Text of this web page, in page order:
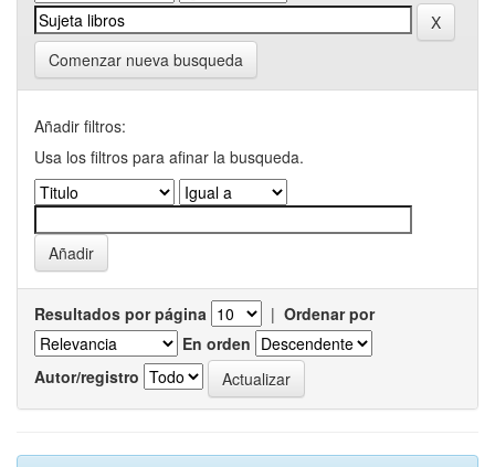
Comenzar nueva busqueda
Añadir filtros:
Usa los filtros para afinar la busqueda.
Resultados por página | Ordenar por
En orden
Autor/registro